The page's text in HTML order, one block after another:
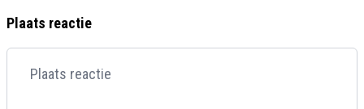
Plaats reactie